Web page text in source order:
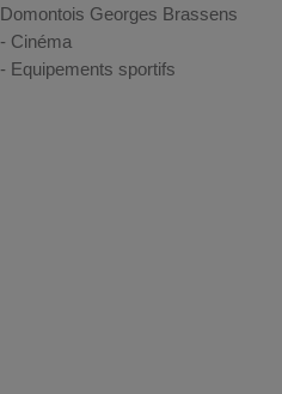
Domontois Georges Brassens
Cinéma
Equipements sportifs